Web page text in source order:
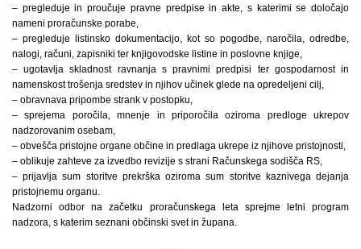
– pregleduje in proučuje pravne predpise in akte, s katerimi se določajo
nameni proračunske porabe,
– pregleduje listinsko dokumentacijo, kot so pogodbe, naročila, odredbe,
nalogi, računi, zapisniki ter knjigovodske listine in poslovne knjige,
– ugotavlja skladnost ravnanja s pravnimi predpisi ter gospodarnost in
namenskost trošenja sredstev in njihov učinek glede na opredeljeni cilj,
– obravnava pripombe strank v postopku,
– sprejema poročila, mnenje in priporočila oziroma predloge ukrepov
nadzorovanim osebam,
– obvešča pristojne organe občine in predlaga ukrepe iz njihove pristojnosti,
– oblikuje zahteve za izvedbo revizije s strani Računskega sodišča RS,
– prijavlja sum storitve prekrška oziroma sum storitve kaznivega dejanja
pristojnemu organu.
Nadzorni odbor na začetku proračunskega leta sprejme letni program
nadzora, s katerim seznani občinski svet in župana.